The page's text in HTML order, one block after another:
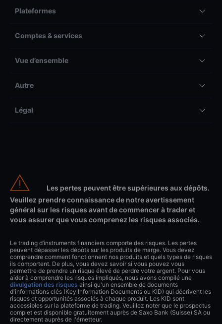
Plateformes
Comptes & services
Vue d’ensemble
Autre
Légal
Les pertes peuvent être supérieures aux dépôts.
Veuillez prendre connaissance de notre avertissement
général sur les risques avant de commencer à trader et
vous assurer que vous comprenez les risques associés.
Le trading d’instruments financiers comporte des risques. Les pertes
peuvent dépasser les dépôts sur les produits de marge. Vous devez
comprendre comment fonctionnent nos produits et quels types de risques
ils comportent. De plus, vous devez savoir si vous pouvez vous
permettre de prendre un risque élevé de perdre votre argent. Pour vous
aider à comprendre les risques impliqués, nous avons compilé une
divulgation des risques ainsi qu'un ensemble de documents
d'informations clés (Key Information Documents ou KID) qui décrivent les
risques et opportunités associés à chaque produit. Les KID sont
accessibles sur la plateforme de trading. Veuillez noter que le prospectus
complet est disponible gratuitement auprès de Saxo Bank (Suisse) SA ou
directement auprès de l'émetteur.